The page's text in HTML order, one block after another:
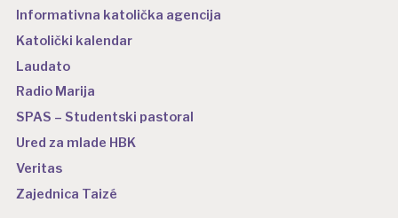
Informativna katolička agencija
Katolički kalendar
Laudato
Radio Marija
SPAS – Studentski pastoral
Ured za mlade HBK
Veritas
Zajednica Taizé